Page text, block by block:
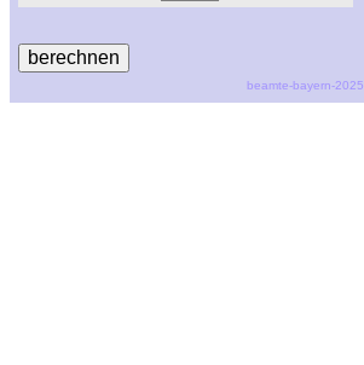
beamte-bayern-2025